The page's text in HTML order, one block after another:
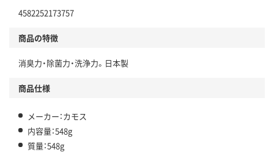
4582252173757
商品の特徴
消臭力・除菌力・洗浄力。日本製
商品仕様
メーカー：カモス
内容量：548g
質量：548g